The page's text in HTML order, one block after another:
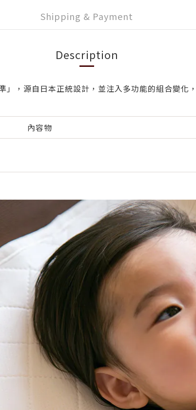
Shipping & Payment
Description
」，源自日本正統設計，並注入多功能的組合變化
內容物